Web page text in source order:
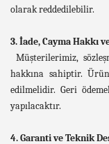
olarak reddedilebilir.
3. İade, Cayma Hakkı
Müşterilerimiz,
hakkına sahiptir.
edilmelidir. Geri
yapılacaktır.
4. Garanti ve Teknik